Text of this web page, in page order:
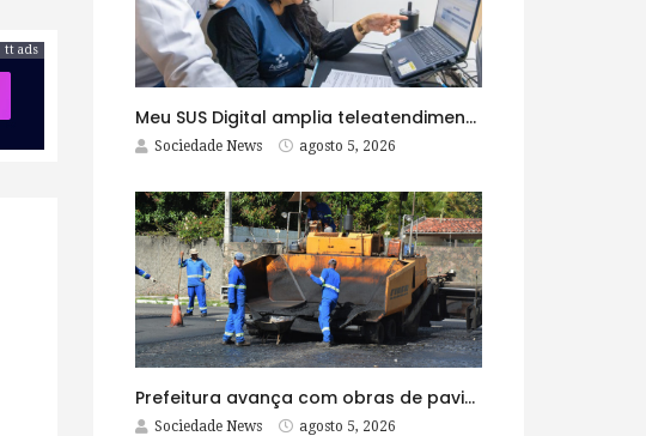
tt ads
Meu SUS Digital amplia teleatendimentos para pessoas com problemas com jogos e apostas
Sociedade News agosto 5, 2026
Prefeitura avança com obras de pavimentação asfáltica na Rua Lopes Rodrigues
Sociedade News agosto 5, 2026